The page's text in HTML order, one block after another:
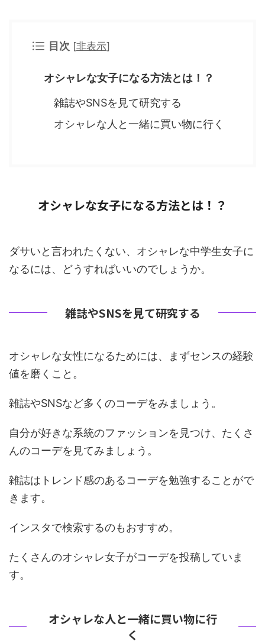
目次 [非表示]
オシャレな女子になる方法とは！？
雑誌やSNSを見て研究する
オシャレな人と一緒に買い物に行く
オシャレな女子になる方法とは！？
ダサいと言われたくない、オシャレな中学生女子に
なるには、どうすればいいのでしょうか。
雑誌やSNSを見て研究する
オシャレな女性になるためには、まずセンスの経験
値を磨くこと。
雑誌やSNSなど多くのコーデをみましょう。
自分が好きな系統のファッションを見つけ、たくさ
んのコーデを見てみましょう。
雑誌はトレンド感のあるコーデを勉強することがで
きます。
インスタで検索するのもおすすめ。
たくさんのオシャレ女子がコーデを投稿していま
す。
オシャレな人と一緒に買い物に行
く